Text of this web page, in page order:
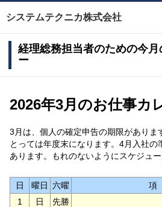
システムテクニカ株式会社
経理総務担当者のための今
ー
2026年3月のお仕事カ
3月は、個人の確定申告の期限がありま
とっては年度末になります。4月入社の
あります。もれのないようにスケジュー
日 曜日 六曜
1
日
先勝